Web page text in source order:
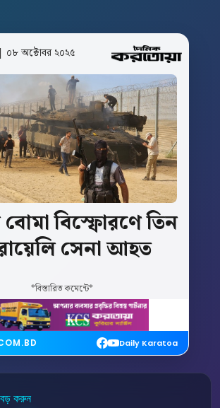
| ০৮ অক্টোবর ২০২৫
বোমাবিস্ফোরণেতিন
সেনাআহত
*বিস্তারিত কমেন্টে*
Daily Karatoa
করুন